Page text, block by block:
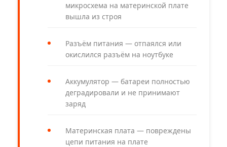
микросхема на материнской плате
вышла из строя
Разъём питания — отпаялся или
окислился разъём на ноутбуке
Аккумулятор — батареи полностью
деградировали и не принимают
заряд
Материнская плата — повреждены
цепи питания на плате